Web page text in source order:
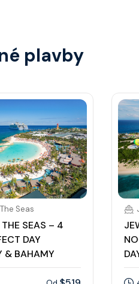
plavby
Seas
SEAS – 4
DAY
& BAHAMY